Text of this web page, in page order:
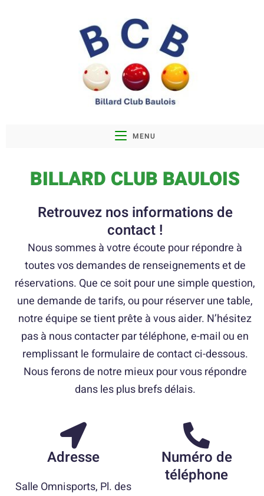
MENU
BILLARD CLUB BAULOIS
Retrouvez nos informations de
contact !
Nous sommes à votre écoute pour répondre à
toutes vos demandes de renseignements et de
réservations. Que ce soit pour une simple question,
une demande de tarifs, ou pour réserver une table,
notre équipe se tient prête à vous aider. N’hésitez
pas à nous contacter par téléphone, e-mail ou en
remplissant le formulaire de contact ci-dessous.
Nous ferons de notre mieux pour vous répondre
dans les plus brefs délais.
Adresse
Salle Omnisports, Pl. des
Numéro de
téléphone